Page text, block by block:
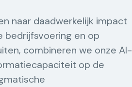
naar daadwerkelijk impact
bedrijfsvoering en op
combineren we onze AI-
op de